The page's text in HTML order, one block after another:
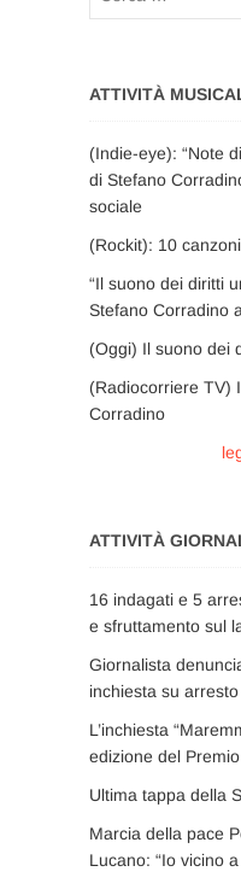
ATTIVITÀ
(Indie-eye): “Note
di Stefano
sociale
(Rockit): 10
“Il suono dei diritti
Stefano Corradino
(Oggi) Il suono dei
(Radiocorriere TV)
Corradino
ATTIVITÀ
16 indagati e 5
e sfruttamento sul
Giornalista
inchiesta su
L’inchiesta
edizione del
Ultima tappa della
Marcia della pace
Lucano: “Io vicino